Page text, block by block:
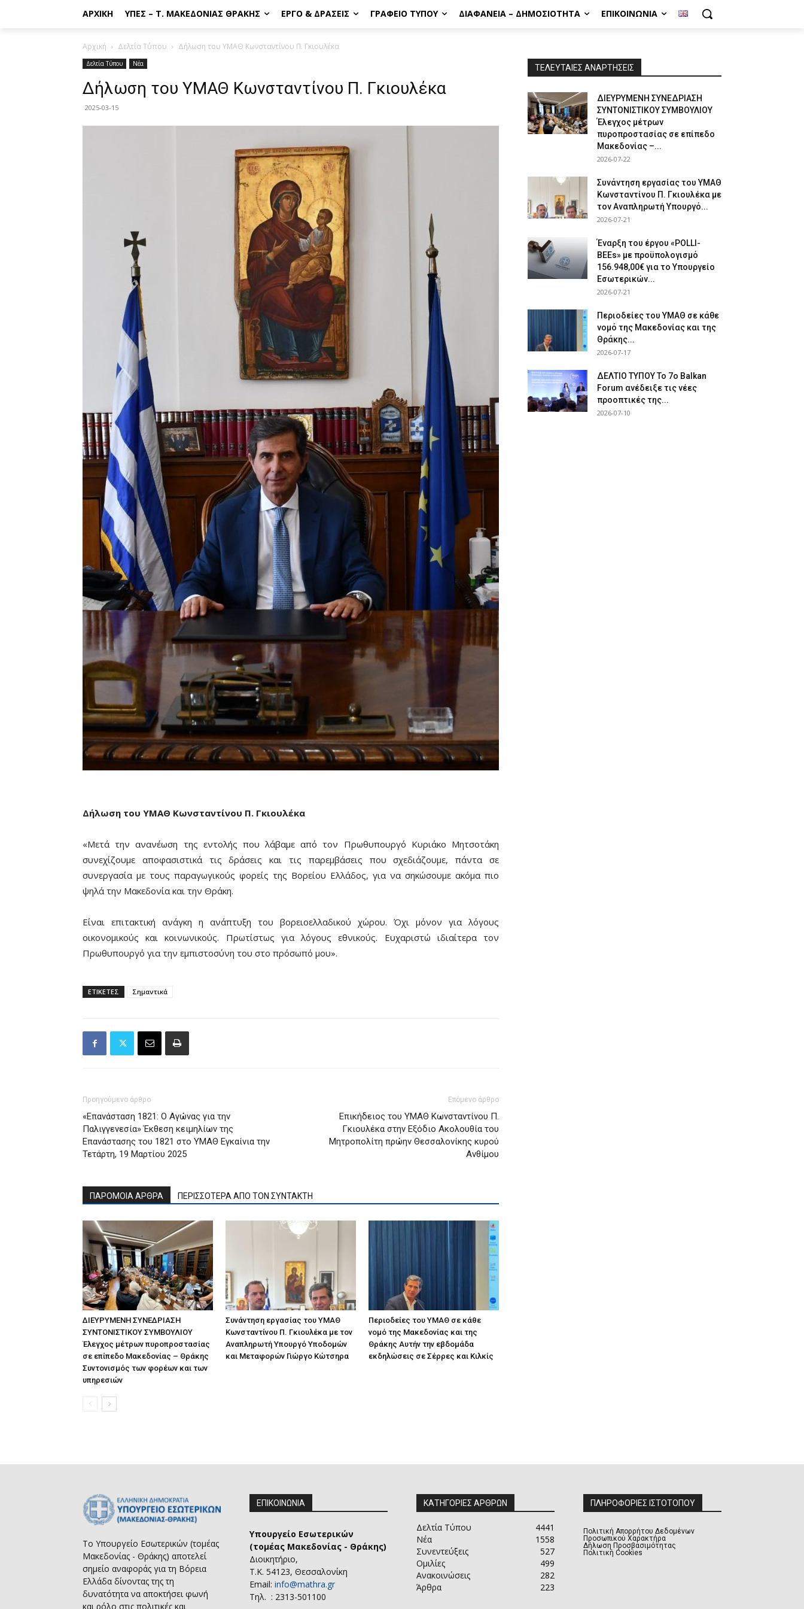
ΑΡΧΙΚΉ ΥΠΕΣ – Τ. ΜΑΚΕΔΟΝΊΑΣ ΘΡΆΚΗΣ ΈΡΓΟ & ΔΡΆΣΕΙΣ ΓΡΑΦΕΊΟ ΤΎΠΟΥ ΔΙΑΦΆΝΕΙΑ – ΔΗΜΟΣΙΌΤΗΤΑ ΕΠΙΚΟΙΝΩΝΊΑ
Αρχική Δελτία Τύπου Δήλωση του ΥΜΑΘ Κωνσταντίνου Π. Γκιουλέκα
Δελτία Τύπου Νέα
Δήλωση του ΥΜΑΘ Κωνσταντίνου Π. Γκιουλέκα
2025-03-15
Δήλωση του ΥΜΑΘ Κωνσταντίνου Π. Γκιουλέκα
«Μετά την ανανέωση της εντολής που λάβαμε από τον Πρωθυπουργό Κυριάκο Μητσοτάκη
συνεχίζουμε αποφασιστικά τις δράσεις και τις παρεμβάσεις που σχεδιάζουμε, πάντα σε
συνεργασία με τους παραγωγικούς φορείς της Βορείου Ελλάδος, για να σηκώσουμε ακόμα πιο
ψηλά την Μακεδονία και την Θράκη.
Είναι επιτακτική ανάγκη η ανάπτυξη του βορειοελλαδικού χώρου. Όχι μόνον για λόγους
οικονομικούς και κοινωνικούς. Πρωτίστως για λόγους εθνικούς. Ευχαριστώ ιδιαίτερα τον
Πρωθυπουργό για την εμπιστοσύνη του στο πρόσωπό μου».
ΕΤΙΚΕΤΕΣ Σημαντικά
Προηγούμενο άρθρο
«Επανάσταση 1821: Ο Αγώνας για την
Παλιγγενεσία» Έκθεση κειμηλίων της
Επανάστασης του 1821 στο ΥΜΑΘ Εγκαίνια την
Τετάρτη, 19 Μαρτίου 2025
Επόμενο άρθρο
Επικήδειος του ΥΜΑΘ Κωνσταντίνου Π.
Γκιουλέκα στην Εξόδιο Ακολουθία του
Μητροπολίτη πρώην Θεσσαλονίκης κυρού
Ανθίμου
ΠΑΡΟΜΟΙΑ ΑΡΘΡΑ ΠΕΡΙΣΣΟΤΕΡΑ ΑΠΟ ΤΟΝ ΣΥΝΤΑΚΤΗ
ΔΙΕΥΡΥΜΕΝΗ ΣΥΝΕΔΡΙΑΣΗ
ΣΥΝΤΟΝΙΣΤΙΚΟΥ ΣΥΜΒΟΥΛΙΟΥ
Έλεγχος μέτρων πυροπροστασίας
σε επίπεδο Μακεδονίας – Θράκης
Συντονισμός των φορέων και των
υπηρεσιών
Συνάντηση εργασίας του ΥΜΑΘ
Κωνσταντίνου Π. Γκιουλέκα με τον
Αναπληρωτή Υπουργό Υποδομών
και Μεταφορών Γιώργο Κώτσηρα
Περιοδείες του ΥΜΑΘ σε κάθε
νομό της Μακεδονίας και της
Θράκης Αυτήν την εβδομάδα
εκδηλώσεις σε Σέρρες και Κιλκίς
ΤΕΛΕΥΤΑΙΕΣ ΑΝΑΡΤΗΣΕΙΣ
ΔΙΕΥΡΥΜΕΝΗ ΣΥΝΕΔΡΙΑΣΗ
ΣΥΝΤΟΝΙΣΤΙΚΟΥ ΣΥΜΒΟΥΛΙΟΥ
Έλεγχος μέτρων
πυροπροστασίας σε επίπεδο
Μακεδονίας –...
2026-07-22
Συνάντηση εργασίας του ΥΜΑΘ
Κωνσταντίνου Π. Γκιουλέκα με
τον Αναπληρωτή Υπουργό...
2026-07-21
Έναρξη του έργου «POLLI-
BEEs» με προϋπολογισμό
156.948,00€ για το Υπουργείο
Εσωτερικών...
2026-07-21
Περιοδείες του ΥΜΑΘ σε κάθε
νομό της Μακεδονίας και της
Θράκης...
2026-07-17
ΔΕΛΤΙΟ ΤΥΠΟΥ Το 7ο Balkan
Forum ανέδειξε τις νέες
προοπτικές της...
2026-07-10
Το Υπουργείο Εσωτερικών (τομέας
Μακεδονίας - Θράκης) αποτελεί
σημείο αναφοράς για τη Βόρεια
Ελλάδα δίνοντας της τη
δυνατότητα να αποκτήσει φωνή
και ρόλο στις πολιτικές και
ΕΠΙΚΟΙΝΩΝΙΑ
Υπουργείο Εσωτερικών
(τομέας Μακεδονίας - Θράκης)
Διοικητήριο,
Τ.Κ. 54123, Θεσσαλονίκη
Email: info@mathra.gr
Τηλ. : 2313-501100
ΚΑΤΗΓΟΡΙΕΣ ΑΡΘΡΩΝ
Δελτία Τύπου
4441
Νέα
1558
Συνεντεύξεις
527
Ομιλίες
499
Ανακοινώσεις
282
Άρθρα
223
ΠΛΗΡΟΦΟΡΙΕΣ ΙΣΤΟΤΟΠΟΥ
Πολιτική Απορρήτου Δεδομένων
Προσωπικού Χαρακτήρα
Δήλωση Προσβασιμότητας
Πολιτική Cookies